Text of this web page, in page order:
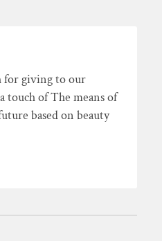
for giving to our
of The means of
based on beauty